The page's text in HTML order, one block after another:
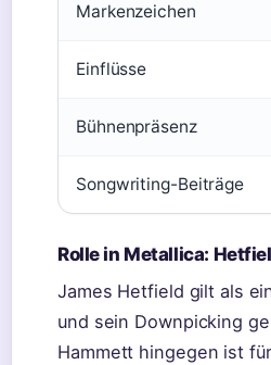
Markenzeichen
Einflüsse
Bühnenpräsenz
Songwriting-Beiträge
Rolle in Metallica:
James Hetfield gilt als
und sein Downpicking
Hammett hingegen ist